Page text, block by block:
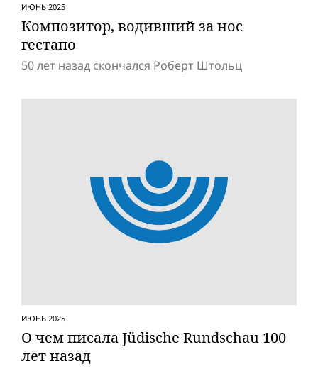
ИЮНЬ 2025
Композитор, водивший за нос
гестапо
50 лет назад скончался Роберт Штольц
ИЮНЬ 2025
О чем писала Jüdische Rundschau 100
лет назад